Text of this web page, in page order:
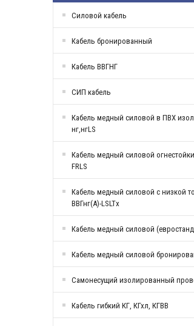
Силовой кабель
Кабель бронированный
Кабель ВВГНГ
СИП кабель
Кабель медный силовой в ПВХ
нг,нгLS
Кабель медный силовой
FRLS
Кабель медный силовой с низкой
ВВГнг(А)-LSLTx
Кабель медный силовой
Кабель медный силовой
Самонесущий изолированный
Кабель гибкий КГ, КГхл, КГВВ